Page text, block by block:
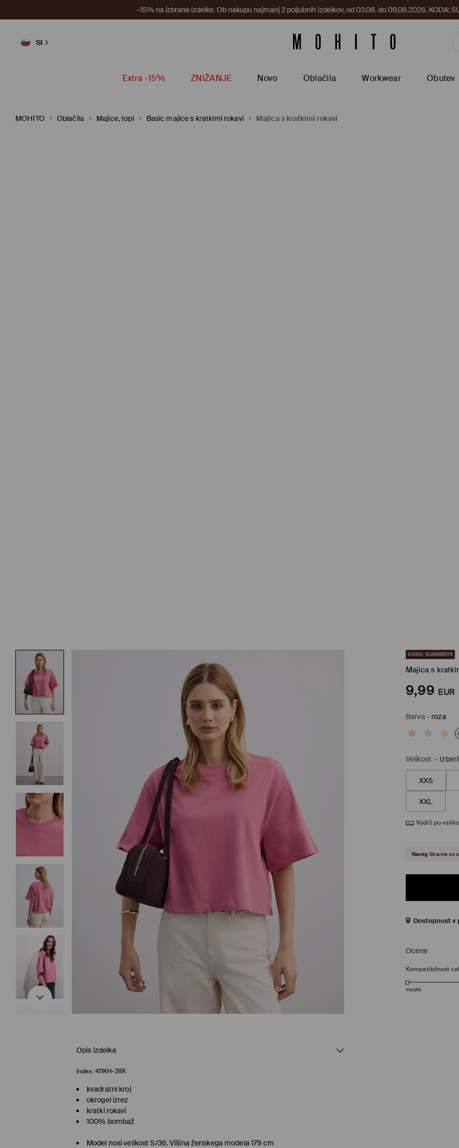
–15% na izbrane izdelke. Ob nakupu najmanj 2 poljubnih izdelkov, od 03.08. do 09.08.2026. KODA:
SI
Extra -15% ZNIŽANJE Novo Oblačila Workwear Obutev
MOHITO Oblačila Majice, topi Basic majice s kratkimi rokavi Majica s kratkimi rokavi
KODA: SUMMER15
Majica s
9,99 EUR
Barva - roza
Velikost -
XXS
XXL
Vodič po
Namig Stranke so
Dostopnost v
Ocene
Kompatibilnost
manjše
Opis izdelka
Index: 411KH-39X
kvadratni kroj
okrogel izrez
kratki rokavi
100% bombaž
Model nosi velikost S/36. Višina ženskega modela 179 cm